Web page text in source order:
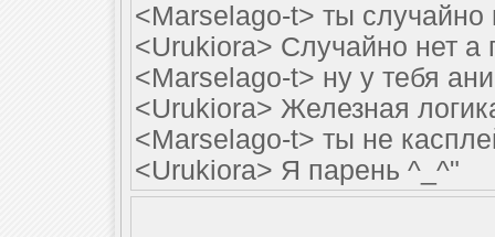
<Marselago-t> ты случайно
<Urukiora> Случайно нет а
<Marselago-t> ну у тебя
<Urukiora> Железная
<Marselago-t> ты не
<Urukiora> Я парень ^_^"